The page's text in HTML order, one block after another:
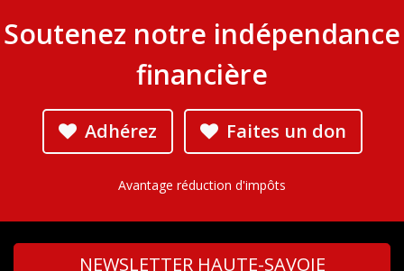
Soutenez notre indépendance
financière
Adhérez Faites un don
Avantage réduction d'impôts
NEWSLETTER HAUTE-SAVOIE